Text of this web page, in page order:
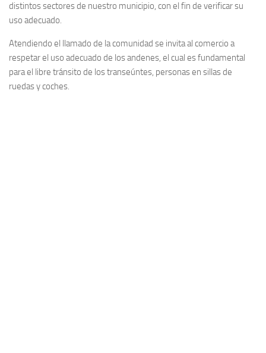
distintos sectores de nuestro municipio, con el fin de verificar su
uso adecuado.
Atendiendo el llamado de la comunidad se invita al comercio a
respetar el uso adecuado de los andenes, el cual es fundamental
para el libre tránsito de los transeúntes, personas en sillas de
ruedas y coches.